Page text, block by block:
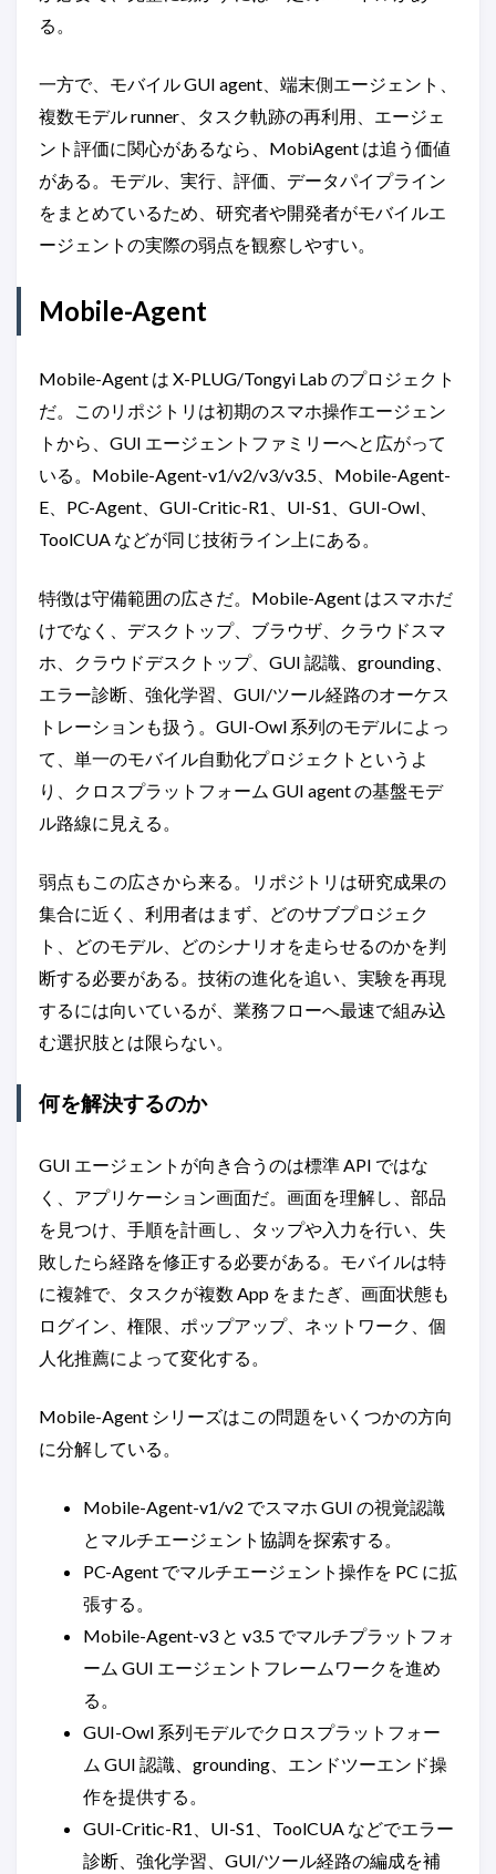
る。
一方で、モバイル GUI agent、端末側エージェント、
複数モデル runner、タスク軌跡の再利用、エージェ
ント評価に関心があるなら、MobiAgent は追う価値
がある。モデル、実行、評価、データパイプライン
をまとめているため、研究者や開発者がモバイルエ
ージェントの実際の弱点を観察しやすい。
Mobile-Agent
Mobile-Agent は X-PLUG/Tongyi Lab のプロジェクト
だ。このリポジトリは初期のスマホ操作エージェン
トから、GUI エージェントファミリーへと広がって
いる。Mobile-Agent-v1/v2/v3/v3.5、Mobile-Agent-
E、PC-Agent、GUI-Critic-R1、UI-S1、GUI-Owl、
ToolCUA などが同じ技術ライン上にある。
特徴は守備範囲の広さだ。Mobile-Agent はスマホだ
けでなく、デスクトップ、ブラウザ、クラウドスマ
ホ、クラウドデスクトップ、GUI 認識、grounding、
エラー診断、強化学習、GUI/ツール経路のオーケス
トレーションも扱う。GUI-Owl 系列のモデルによっ
て、単一のモバイル自動化プロジェクトというよ
り、クロスプラットフォーム GUI agent の基盤モデ
ル路線に見える。
弱点もこの広さから来る。リポジトリは研究成果の
集合に近く、利用者はまず、どのサブプロジェク
ト、どのモデル、どのシナリオを走らせるのかを判
断する必要がある。技術の進化を追い、実験を再現
するには向いているが、業務フローへ最速で組み込
む選択肢とは限らない。
何を解決するのか
GUI エージェントが向き合うのは標準 API ではな
く、アプリケーション画面だ。画面を理解し、部品
を見つけ、手順を計画し、タップや入力を行い、失
敗したら経路を修正する必要がある。モバイルは特
に複雑で、タスクが複数 App をまたぎ、画面状態も
ログイン、権限、ポップアップ、ネットワーク、個
人化推薦によって変化する。
Mobile-Agent シリーズはこの問題をいくつかの方向
に分解している。
Mobile-Agent-v1/v2 でスマホ GUI の視覚認識
とマルチエージェント協調を探索する。
PC-Agent でマルチエージェント操作を PC に拡
張する。
Mobile-Agent-v3 と v3.5 でマルチプラットフォ
ーム GUI エージェントフレームワークを進め
る。
GUI-Owl 系列モデルでクロスプラットフォー
ム GUI 認識、grounding、エンドツーエンド操
作を提供する。
GUI-Critic-R1、UI-S1、ToolCUA などでエラー
診断、強化学習、GUI/ツール経路の編成を補